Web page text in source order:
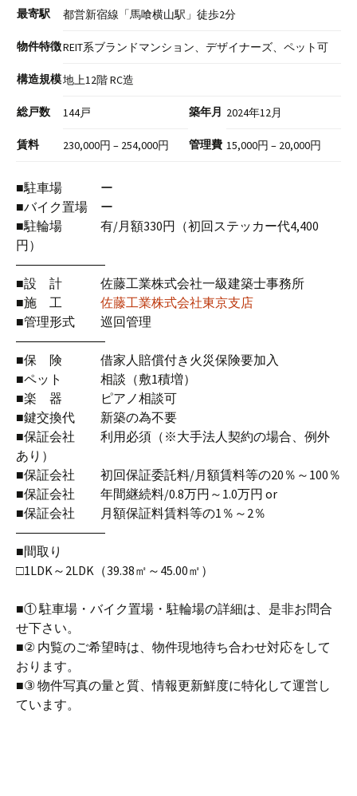
最寄駅 都営新宿線「馬喰横山駅」徒歩2分
物件特徴REIT系ブランドマンション、デザイナーズ、ペット可
構造規模地上12階 RC造
総戸数 144戸 築年月 2024年12月
賃料 230,000円 – 254,000円 管理費 15,000円 – 20,000円
■駐車場 ー
■バイク置場 ー
■駐輪場 有/月額330円（初回ステッカー代4,400
円）
―――――――
■設 計 佐藤工業株式会社一級建築士事務所
■施 工 佐藤工業株式会社東京支店
■管理形式 巡回管理
―――――――
■保 険 借家人賠償付き火災保険要加入
■ペット 相談（敷1積増）
■楽 器 ピアノ相談可
■鍵交換代 新築の為不要
■保証会社 利用必須（※大手法人契約の場合、例外
あり）
■保証会社 初回保証委託料/月額賃料等の20％～100％
■保証会社 年間継続料/0.8万円～1.0万円 or
■保証会社 月額保証料賃料等の1％～2％
―――――――
■間取り
□1LDK～2LDK（39.38㎡～45.00㎡）
■① 駐車場・バイク置場・駐輪場の詳細は、是非お問合
せ下さい。
■② 内覧のご希望時は、物件現地待ち合わせ対応をして
おります。
■③ 物件写真の量と質、情報更新鮮度に特化して運営し
ています。